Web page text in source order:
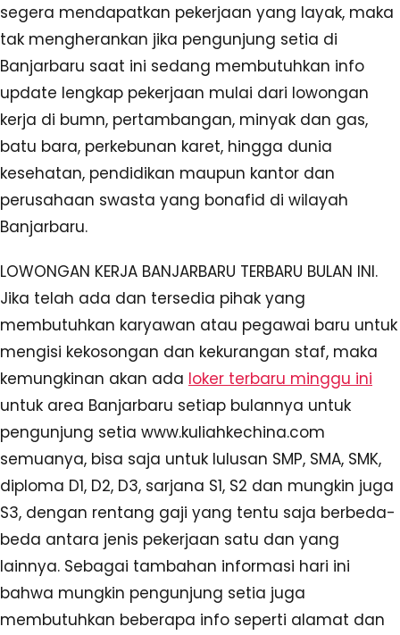
segera mendapatkan pekerjaan yang layak, maka
tak mengherankan jika pengunjung setia di
Banjarbaru saat ini sedang membutuhkan info
update lengkap pekerjaan mulai dari lowongan
kerja di bumn, pertambangan, minyak dan gas,
batu bara, perkebunan karet, hingga dunia
kesehatan, pendidikan maupun kantor dan
perusahaan swasta yang bonafid di wilayah
Banjarbaru.
LOWONGAN KERJA BANJARBARU TERBARU BULAN INI.
Jika telah ada dan tersedia pihak yang
membutuhkan karyawan atau pegawai baru untuk
mengisi kekosongan dan kekurangan staf, maka
kemungkinan akan ada loker terbaru minggu ini
untuk area Banjarbaru setiap bulannya untuk
pengunjung setia www.kuliahkechina.com
semuanya, bisa saja untuk lulusan SMP, SMA, SMK,
diploma D1, D2, D3, sarjana S1, S2 dan mungkin juga
S3, dengan rentang gaji yang tentu saja berbeda-
beda antara jenis pekerjaan satu dan yang
lainnya. Sebagai tambahan informasi hari ini
bahwa mungkin pengunjung setia juga
membutuhkan beberapa info seperti alamat dan